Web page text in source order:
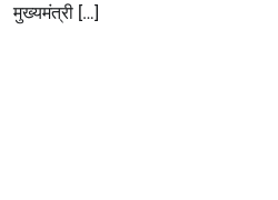
मुख्यमंत्री […]